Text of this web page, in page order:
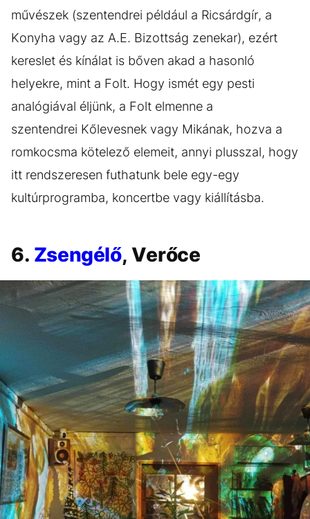
művészek (szentendrei például a Ricsárdgír, a
Konyha vagy az A.E. Bizottság zenekar), ezért
kereslet és kínálat is bőven akad a hasonló
helyekre, mint a Folt. Hogy ismét egy pesti
analógiával éljünk, a Folt elmenne a
szentendrei Kőlevesnek vagy Mikának, hozva a
romkocsma kötelező elemeit, annyi plusszal, hogy
itt rendszeresen futhatunk bele egy-egy
kultúrprogramba, koncertbe vagy kiállításba.
6. Zsengélő, Verőce